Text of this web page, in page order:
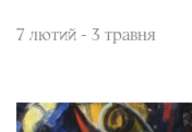
7 лютий - 3 травня